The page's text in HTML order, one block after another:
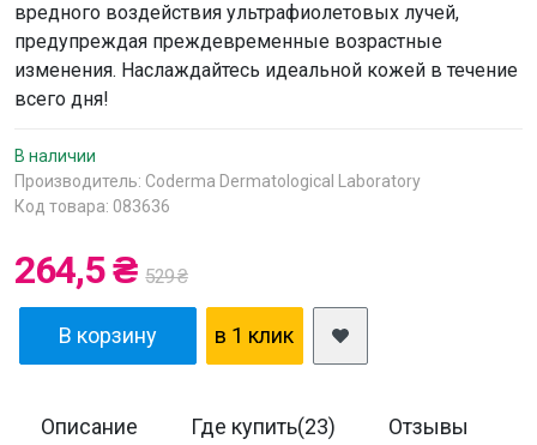
вредного воздействия ультрафиолетовых лучей,
предупреждая преждевременные возрастные
изменения. Наслаждайтесь идеальной кожей в течение
всего дня!
В наличии
Производитель: Coderma Dermatological Laboratory
Код товара: 083636
264,5 ₴ 529 ₴
В корзину в 1 клик
Описание Где купить(23) Отзывы